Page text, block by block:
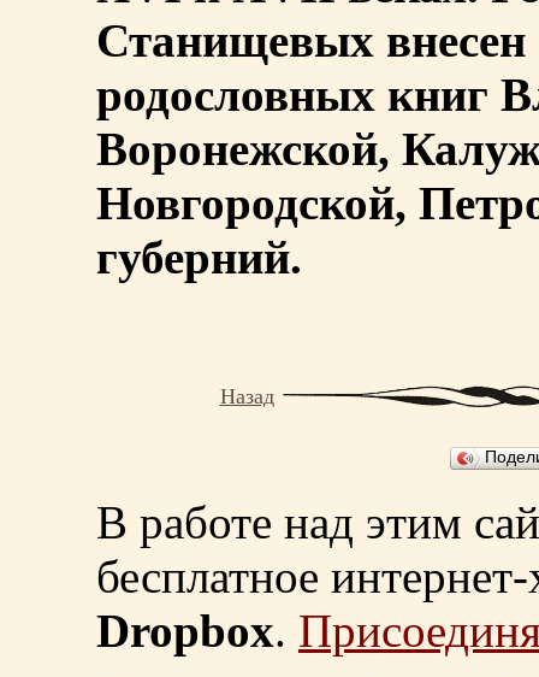
Станищевых
родословных книг
Воронежской,
Новгородской,
губерний.
Назад
В работе над этим
бесплатное
Dropbox.